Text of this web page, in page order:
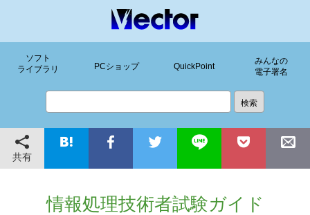
ソフト
ライブラリ
PCショップ QuickPoint
みんなの
電子署名
共有
情報処理技術者試験ガイド